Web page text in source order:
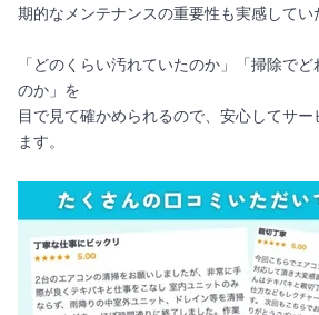
期的なメンテナンスの重要性も実感してい
「どのくらい汚れていたのか」「掃除で
のか」を
目で見て確かめられるので、安心してサ
ます。